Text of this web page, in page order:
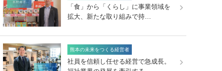
「食」から「くらし」に事業領域を
拡大、新たな取り組みで持…
熊本の未来をつくる経営者
社員を信頼し任せる経営で急成長。